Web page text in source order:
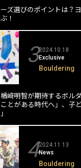
ズ選びのポイントは？
！
32024.10.18
Exclusive
Bouldering
﨑明智が期待するボル
ことがある時代へ」、子
42024.11.13
News
Bouldering